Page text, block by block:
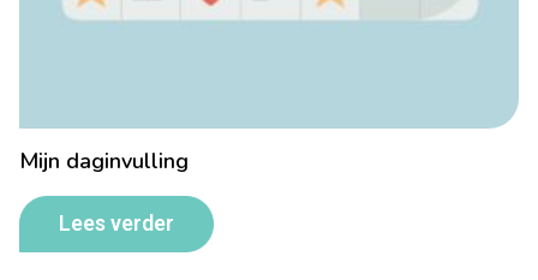
Mijn daginvulling
Lees verder